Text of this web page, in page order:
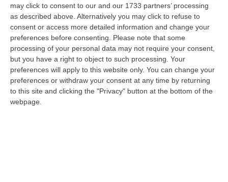
may click to consent to our and our 1733 partners’ processing
as described above. Alternatively you may click to refuse to
consent or access more detailed information and change your
preferences before consenting. Please note that some
processing of your personal data may not require your consent,
but you have a right to object to such processing. Your
preferences will apply to this website only. You can change your
preferences or withdraw your consent at any time by returning
to this site and clicking the "Privacy" button at the bottom of the
webpage.
“Dialog”, se Casignana diventa un teatro di
memoria e speranza
La riflessione del vicesindaco Franco Crinò
su Giubileo e pellegrinaggio ma anche sui
conflitti in corso
Pubblicato il: 11/08/25 – 16:50